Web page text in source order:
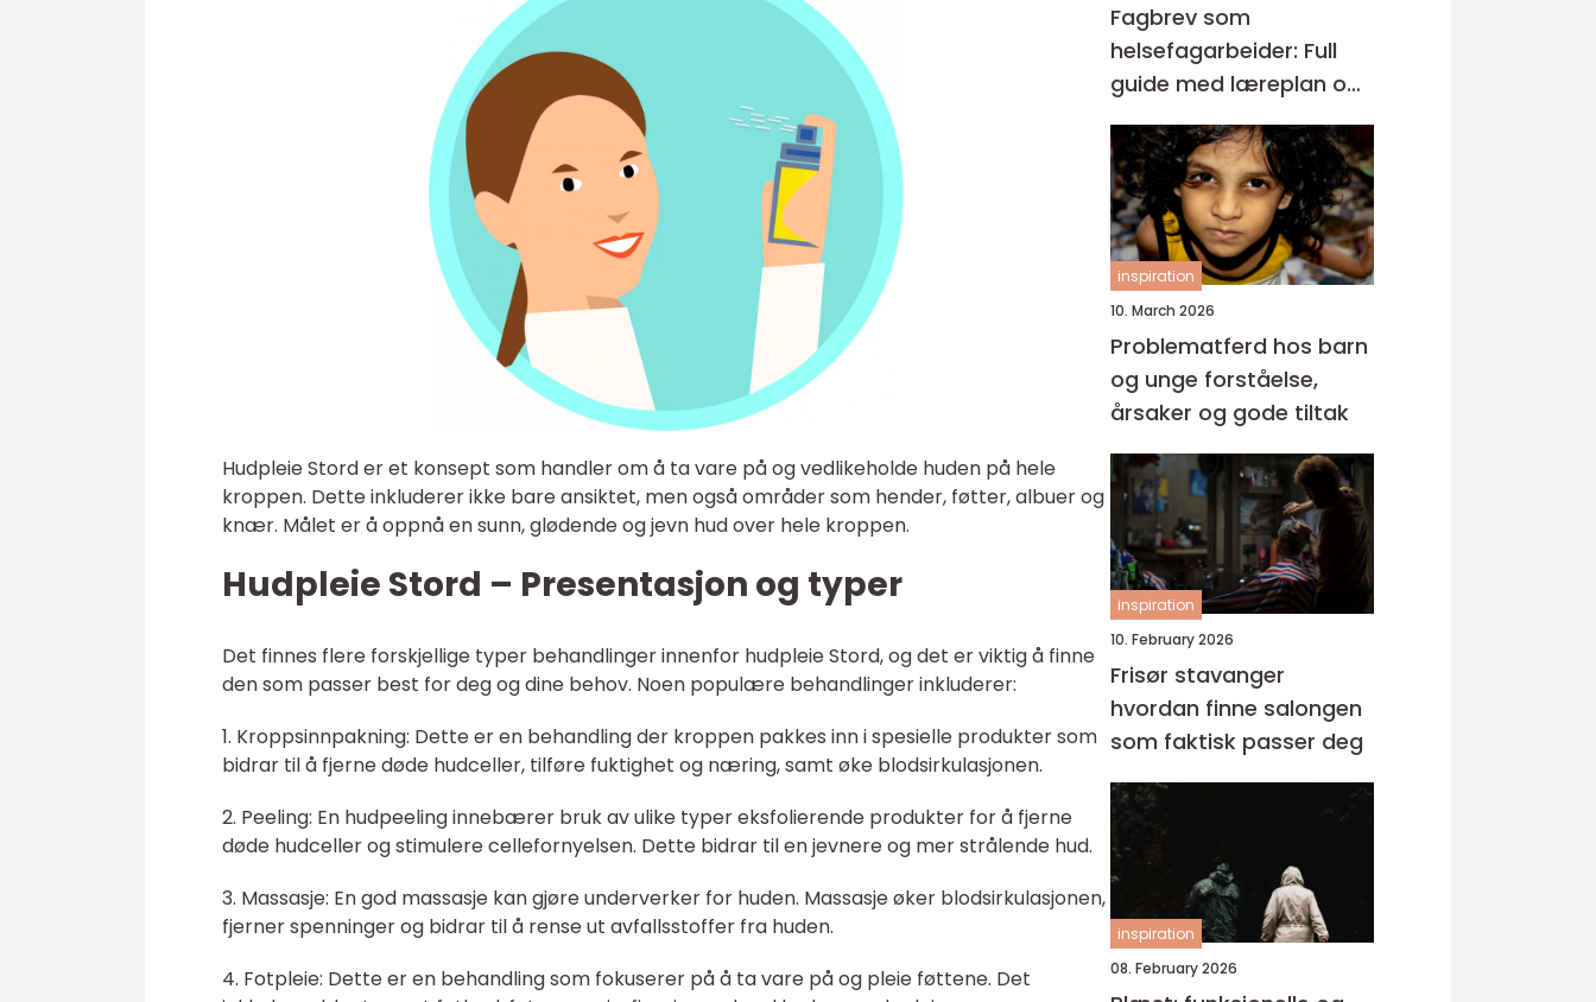
Hudpleie Stord er et konsept som handler om å ta vare på og vedlikeholde huden på hele
kroppen. Dette inkluderer ikke bare ansiktet, men også områder som hender, føtter, albuer og
knær. Målet er å oppnå en sunn, glødende og jevn hud over hele kroppen.
Hudpleie Stord – Presentasjon og typer
Det finnes flere forskjellige typer behandlinger innenfor hudpleie Stord, og det er viktig å finne
den som passer best for deg og dine behov. Noen populære behandlinger inkluderer:
1. Kroppsinnpakning: Dette er en behandling der kroppen pakkes inn i spesielle produkter som
bidrar til å fjerne døde hudceller, tilføre fuktighet og næring, samt øke blodsirkulasjonen.
2. Peeling: En hudpeeling innebærer bruk av ulike typer eksfolierende produkter for å fjerne
døde hudceller og stimulere cellefornyelsen. Dette bidrar til en jevnere og mer strålende hud.
3. Massasje: En god massasje kan gjøre underverker for huden. Massasje øker blodsirkulasjonen,
fjerner spenninger og bidrar til å rense ut avfallsstoffer fra huden.
4. Fotpleie: Dette er en behandling som fokuserer på å ta vare på og pleie føttene. Det
Fagbrev som
helsefagarbeider: Full
guide med læreplan og
praksis
inspiration
10. March 2026
Problematferd hos barn
og unge forståelse,
årsaker og gode tiltak
inspiration
10. February 2026
Frisør stavanger
hvordan finne salongen
som faktisk passer deg
inspiration
08. February 2026